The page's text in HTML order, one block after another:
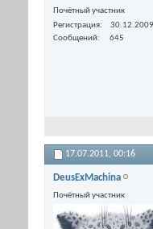
Почётный участник
Регистрация
30.12.2009
Сообщений
645
17.07.2011, 00:16
DeusExMachina
Почётный участник